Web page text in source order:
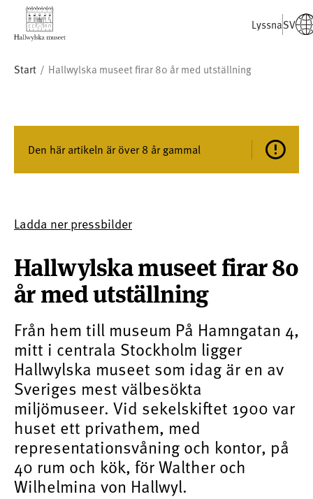
LyssnaSV
Start Hallwylska museet firar 80 år med utställning
Den här artikeln är över 8 år gammal
Ladda ner pressbilder
Hallwylska museet firar 80
år med utställning
Från hem till museum På Hamngatan 4,
mitt i centrala Stockholm ligger
Hallwylska museet som idag är en av
Sveriges mest välbesökta
miljömuseer. Vid sekelskiftet 1900 var
huset ett privathem, med
representationsvåning och kontor, på
40 rum och kök, för Walther och
Wilhelmina von Hallwyl.